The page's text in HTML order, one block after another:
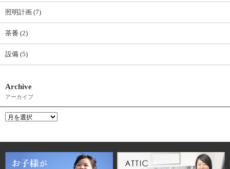
照明計画 (7)
茶番 (2)
設備 (5)
Archive
アーカイブ